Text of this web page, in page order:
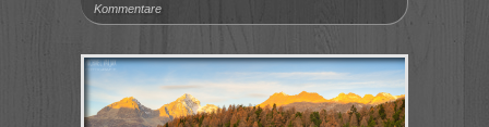
Kommentare